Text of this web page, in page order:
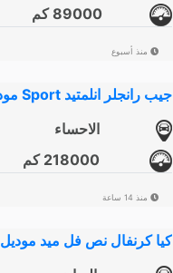
89000 كم
منذ أسبوع
جيب رانجلر انلمتيد Sport موديل 2017
الاحساء
218000 كم
منذ 14 ساعة
كيا كرنفال نص فل ميد موديل 2026